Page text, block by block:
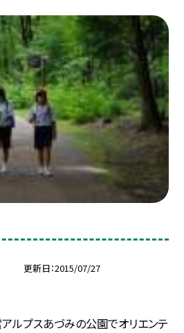
更新日 2015/07/27
ルプスあづみの公園でオリエンテ